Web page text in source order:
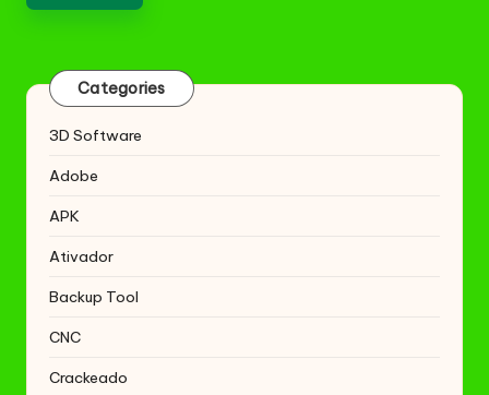
Categories
3D Software
Adobe
APK
Ativador
Backup Tool
CNC
Crackeado